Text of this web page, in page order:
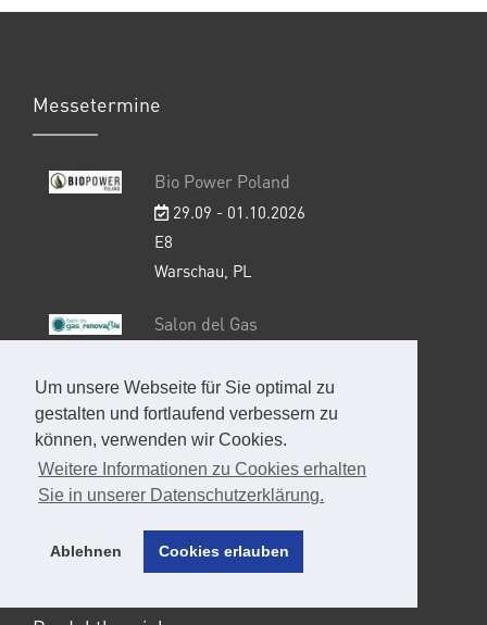
Um unsere Webseite für Sie optimal zu
gestalten und fortlaufend verbessern zu
können, verwenden wir Cookies.
Weitere Informationen zu Cookies erhalten
Sie in unserer Datenschutzerklärung.
Ablehnen Cookies erlauben
Messetermine
Bio Power Poland
29.09 - 01.10.2026
E8
Warschau, PL
Salon del Gas
229C
Valladolid, ES
Energy Decentral 2026
10.11 - 13.11.2026
25.A11
Hannover, DE